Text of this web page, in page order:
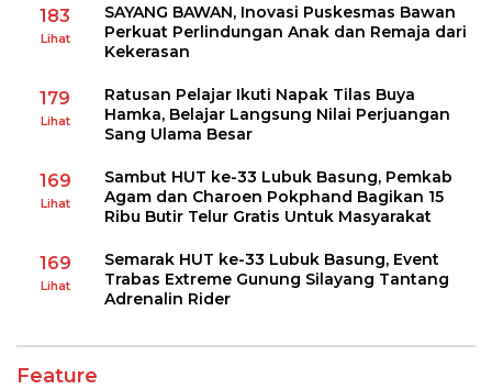
183
Lihat
SAYANG BAWAN, Inovasi Puskesmas Bawan
Perkuat Perlindungan Anak dan Remaja dari
Kekerasan
179
Lihat
Ratusan Pelajar Ikuti Napak Tilas Buya
Hamka, Belajar Langsung Nilai Perjuangan
Sang Ulama Besar
169
Lihat
Sambut HUT ke-33 Lubuk Basung, Pemkab
Agam dan Charoen Pokphand Bagikan 15
Ribu Butir Telur Gratis Untuk Masyarakat
169
Lihat
Semarak HUT ke-33 Lubuk Basung, Event
Trabas Extreme Gunung Silayang Tantang
Adrenalin Rider
Feature